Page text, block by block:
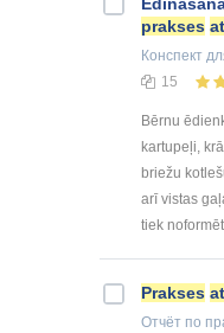
prakses
Конспект
15
Bērnu
kartupeļi,
briežu
arī vistas
tiek
Prakses
Отчёт по